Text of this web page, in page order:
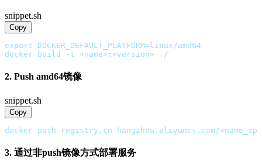
snippet.sh
Copy
export DOCKER_DEFAULT_PLATFORM=linux/amd64
docker build -t <name>:<version> ./
2. Push amd64镜像
snippet.sh
Copy
docker push registry.cn-hangzhou.aliyuncs.com/
3. 通过非push镜像方式部署服务